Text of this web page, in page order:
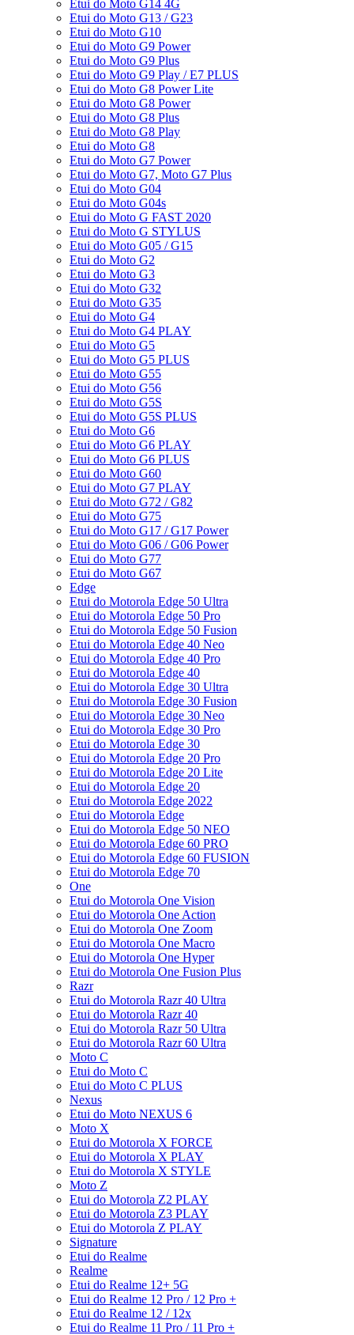
Etui do Moto G14 4G
Etui do Moto G13 / G23
Etui do Moto G10
Etui do Moto G9 Power
Etui do Moto G9 Plus
Etui do Moto G9 Play / E7 PLUS
Etui do Moto G8 Power Lite
Etui do Moto G8 Power
Etui do Moto G8 Plus
Etui do Moto G8 Play
Etui do Moto G8
Etui do Moto G7 Power
Etui do Moto G7, Moto G7 Plus
Etui do Moto G04
Etui do Moto G04s
Etui do Moto G FAST 2020
Etui do Moto G STYLUS
Etui do Moto G05 / G15
Etui do Moto G2
Etui do Moto G3
Etui do Moto G32
Etui do Moto G35
Etui do Moto G4
Etui do Moto G4 PLAY
Etui do Moto G5
Etui do Moto G5 PLUS
Etui do Moto G55
Etui do Moto G56
Etui do Moto G5S
Etui do Moto G5S PLUS
Etui do Moto G6
Etui do Moto G6 PLAY
Etui do Moto G6 PLUS
Etui do Moto G60
Etui do Moto G7 PLAY
Etui do Moto G72 / G82
Etui do Moto G75
Etui do Moto G17 / G17 Power
Etui do Moto G06 / G06 Power
Etui do Moto G77
Etui do Moto G67
Edge
Etui do Motorola Edge 50 Ultra
Etui do Motorola Edge 50 Pro
Etui do Motorola Edge 50 Fusion
Etui do Motorola Edge 40 Neo
Etui do Motorola Edge 40 Pro
Etui do Motorola Edge 40
Etui do Motorola Edge 30 Ultra
Etui do Motorola Edge 30 Fusion
Etui do Motorola Edge 30 Neo
Etui do Motorola Edge 30 Pro
Etui do Motorola Edge 30
Etui do Motorola Edge 20 Pro
Etui do Motorola Edge 20 Lite
Etui do Motorola Edge 20
Etui do Motorola Edge 2022
Etui do Motorola Edge
Etui do Motorola Edge 50 NEO
Etui do Motorola Edge 60 PRO
Etui do Motorola Edge 60 FUSION
Etui do Motorola Edge 70
One
Etui do Motorola One Vision
Etui do Motorola One Action
Etui do Motorola One Zoom
Etui do Motorola One Macro
Etui do Motorola One Hyper
Etui do Motorola One Fusion Plus
Razr
Etui do Motorola Razr 40 Ultra
Etui do Motorola Razr 40
Etui do Motorola Razr 50 Ultra
Etui do Motorola Razr 60 Ultra
Moto C
Etui do Moto C
Etui do Moto C PLUS
Nexus
Etui do Moto NEXUS 6
Moto X
Etui do Motorola X FORCE
Etui do Motorola X PLAY
Etui do Motorola X STYLE
Moto Z
Etui do Motorola Z2 PLAY
Etui do Motorola Z3 PLAY
Etui do Motorola Z PLAY
Signature
Etui do Realme
Realme
Etui do Realme 12+ 5G
Etui do Realme 12 Pro / 12 Pro +
Etui do Realme 12 / 12x
Etui do Realme 11 Pro / 11 Pro +